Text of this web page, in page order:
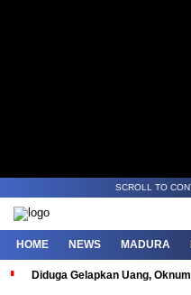
SCROLL TO
HOME NEWS MADURA
Diduga Gelapkan Uang,